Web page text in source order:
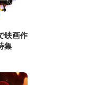
映画作
集